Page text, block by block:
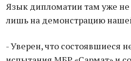
Язык дипломатии там уже
лишь на демонстрацию
- Уверен, что состоявшиеся